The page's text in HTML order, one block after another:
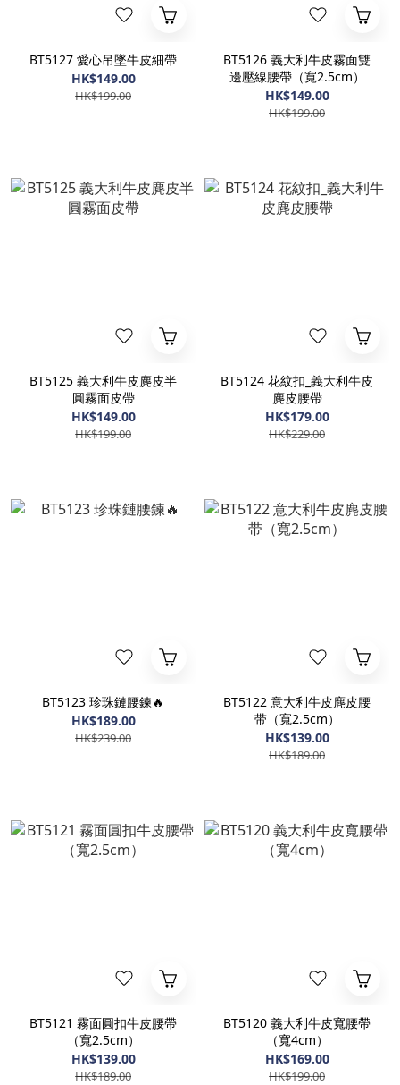
BT5127 愛心吊墜牛皮細帶
HK$149.00
HK$199.00
BT5126 義大利牛皮霧面雙
邊壓線腰帶（寬2.5cm）
HK$149.00
HK$199.00
BT5125 義大利牛皮麂皮半
圓霧面皮帶
HK$149.00
HK$199.00
BT5124 花紋扣_義大利牛皮
麂皮腰帶
HK$179.00
HK$229.00
BT5123 珍珠鏈腰鍊🔥
HK$189.00
HK$239.00
BT5122 意大利牛皮麂皮腰
带（寬2.5cm）
HK$139.00
HK$189.00
BT5121 霧面圓扣牛皮腰帶
（寬2.5cm）
HK$139.00
HK$189.00
BT5120 義大利牛皮寬腰帶
（寬4cm）
HK$169.00
HK$199.00